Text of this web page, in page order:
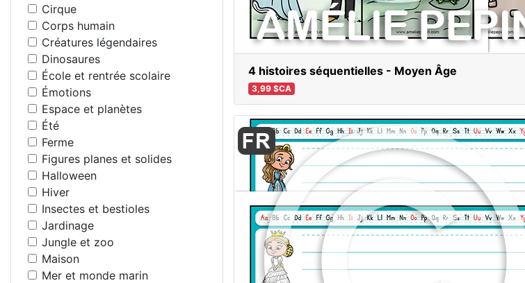
Cirque
Corps humain
Créatures légendaires
Dinosaures
École et rentrée scolaire
Émotions
Espace et planètes
Été
Ferme
Figures planes et solides
Halloween
Hiver
Insectes et bestioles
Jardinage
Jungle et zoo
Maison
Mer et monde marin
4 histoires séquentielles - Moyen Âge
3,99 $CA